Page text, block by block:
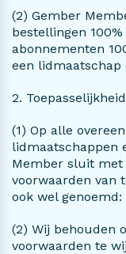
Kurkuma Ginger
(2) Gember
bestellingen
abonnementen
een lidmaatschap
2. Toepasselijkheid
(1) Op alle
lidmaatschappen
Member sluit met
voorwaarden van
ook wel genoemd:
(2) Wij behouden
voorwaarden te